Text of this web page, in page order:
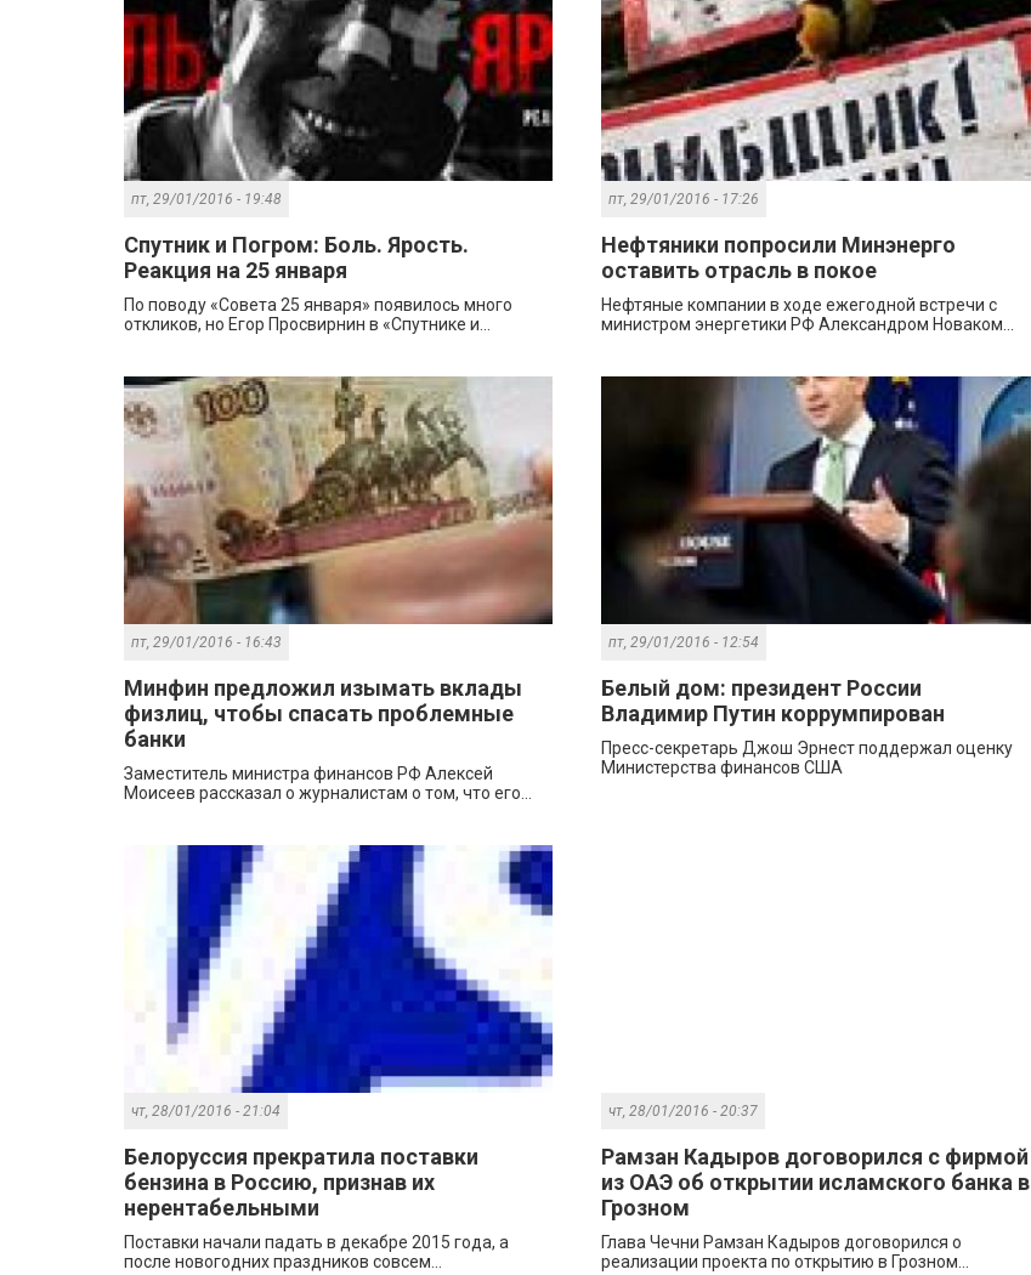
пт, 29/01/2016 - 19:48
Спутник и Погром: Боль. Ярость.
Реакция на 25 января
По поводу «Совета 25 января» появилось много
откликов, но Егор Просвирнин в «Спутнике и...
пт, 29/01/2016 - 17:26
Нефтяники попросили Минэнерго
оставить отрасль в покое
Нефтяные компании в ходе ежегодной встречи с
министром энергетики РФ Александром Новаком...
пт, 29/01/2016 - 16:43
Минфин предложил изымать вклады
физлиц, чтобы спасать проблемные
банки
Заместитель министра финансов РФ Алексей
Моисеев рассказал о журналистам о том, что его...
пт, 29/01/2016 - 12:54
Белый дом: президент России
Владимир Путин коррумпирован
Пресс-секретарь Джош Эрнест поддержал оценку
Министерства финансов США
чт, 28/01/2016 - 21:04
Белоруссия прекратила поставки
бензина в Россию, признав их
нерентабельными
Поставки начали падать в декабре 2015 года, а
после новогодних праздников совсем...
чт, 28/01/2016 - 20:37
Рамзан Кадыров договорился с фирмой
из ОАЭ об открытии исламского банка в
Грозном
Глава Чечни Рамзан Кадыров договорился о
реализации проекта по открытию в Грозном...